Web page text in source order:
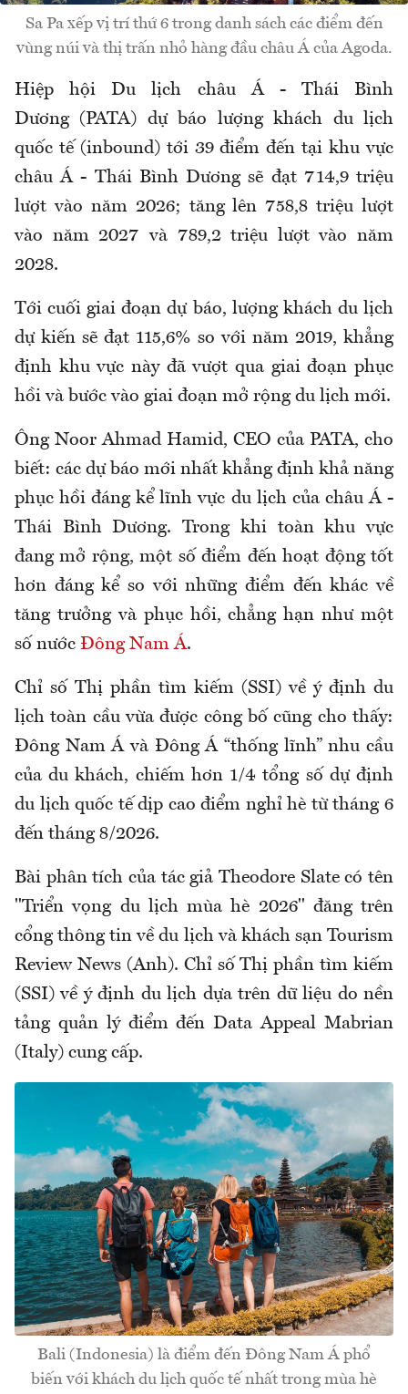
Sa Pa xếp vị trí thứ 6 trong danh sách các điểm đến
vùng núi và thị trấn nhỏ hàng đầu châu Á của Agoda.
Hiệp hội Du lịch châu Á - Thái Bình
Dương (PATA) dự báo lượng khách du lịch
quốc tế (inbound) tới 39 điểm đến tại khu vực
châu Á - Thái Bình Dương sẽ đạt 714,9 triệu
lượt vào năm 2026; tăng lên 758,8 triệu lượt
vào năm 2027 và 789,2 triệu lượt vào năm
2028.
Tới cuối giai đoạn dự báo, lượng khách du lịch
dự kiến sẽ đạt 115,6% so với năm 2019, khẳng
định khu vực này đã vượt qua giai đoạn phục
hồi và bước vào giai đoạn mở rộng du lịch mới.
Ông Noor Ahmad Hamid, CEO của PATA, cho
biết: các dự báo mới nhất khẳng định khả năng
phục hồi đáng kể lĩnh vực du lịch của châu Á -
Thái Bình Dương. Trong khi toàn khu vực
đang mở rộng, một số điểm đến hoạt động tốt
hơn đáng kể so với những điểm đến khác về
tăng trưởng và phục hồi, chẳng hạn như một
số nước Đông Nam Á.
Chỉ số Thị phần tìm kiếm (SSI) về ý định du
lịch toàn cầu vừa được công bố cũng cho thấy:
Đông Nam Á và Đông Á “thống lĩnh” nhu cầu
của du khách, chiếm hơn 1/4 tổng số dự định
du lịch quốc tế dịp cao điểm nghỉ hè từ tháng 6
đến tháng 8/2026.
Bài phân tích của tác giả Theodore Slate có tên
"Triển vọng du lịch mùa hè 2026" đăng trên
cổng thông tin về du lịch và khách sạn Tourism
Review News (Anh). Chỉ số Thị phần tìm kiếm
(SSI) về ý định du lịch dựa trên dữ liệu do nền
tảng quản lý điểm đến Data Appeal Mabrian
(Italy) cung cấp.
Bali (Indonesia) là điểm đến Đông Nam Á phổ
biến với khách du lịch quốc tế nhất trong mùa hè